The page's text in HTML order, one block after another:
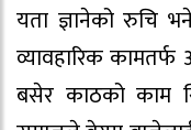
यता ज्ञानेको रुचि
व्यावहारिक
बसेर काठको काम